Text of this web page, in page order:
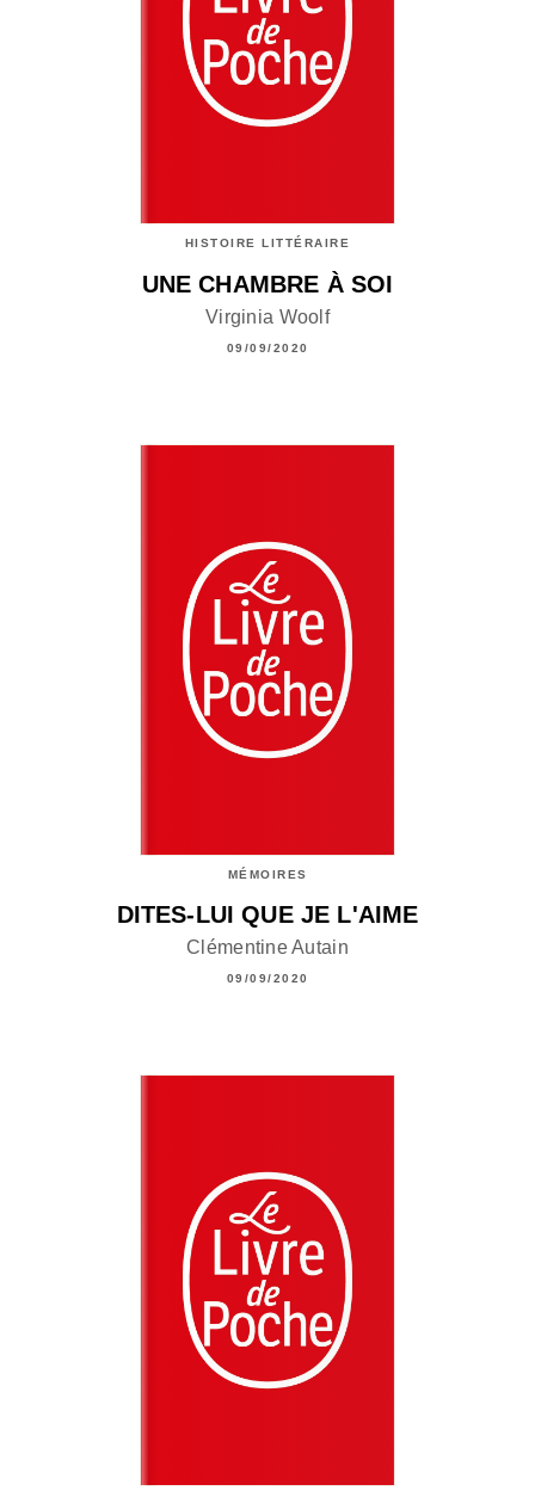
HISTOIRE LITTÉRAIRE
UNE CHAMBRE À SOI
Virginia Woolf
09/09/2020
MÉMOIRES
DITES-LUI QUE JE L'AIME
Clémentine Autain
09/09/2020